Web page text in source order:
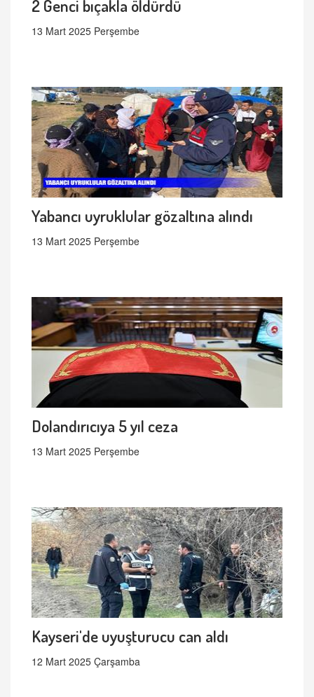
2 Genci bıçakla öldürdü
13 Mart 2025 Perşembe
Yabancı uyruklular gözaltına alındı
13 Mart 2025 Perşembe
Dolandırıcıya 5 yıl ceza
13 Mart 2025 Perşembe
Kayseri'de uyuşturucu can aldı
12 Mart 2025 Çarşamba